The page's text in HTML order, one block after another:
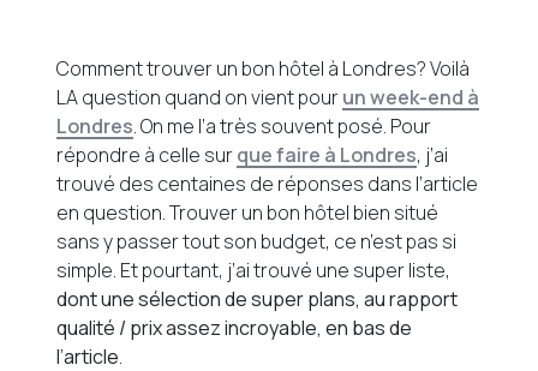
Comment trouver un bon hôtel à Londres? Voilà
LA question quand on vient pourun week-end à
Londres. On me l’a très souvent posé. Pour
répondre à celle surque faire à Londres, j’ai
trouvé des centaines de réponses dans l’article
en question. Trouver un bon hôtel bien situé
sans y passer tout son budget, ce n’est pas si
simple. Et pourtant, j’ai trouvé une super liste,
dont une sélection de super plans, au rapport
qualité / prix assez incroyable, en bas de
l’article.